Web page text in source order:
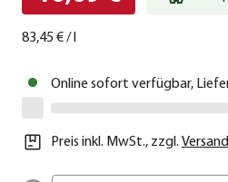
83,45 €/
Online sofort verfügbar,
Preis inkl. MwSt., zzgl.